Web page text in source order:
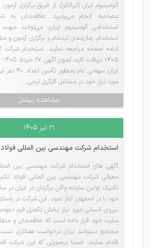
آلومینیوم ایران (ایرالکو)، از طریق برگزاری
مصاحبه انجام می‌پذیرد. علاقمندان به
استخدامی آلومینیوم ایران، می‌توانند
استخدام، زمان‌بندی ثبت‌نام و برگزاری آزمون و
ادامه صفحه مراجعه نمایند. استخدام شرکت
ایران سهامی
مورد نیاز خود در مشاغل کارگری ترجی...
مشاهده بیشتر
۲۱ تیر ۱۴۰۵
استخدام شرکت مهندسی بین المللی
آگهی های استخدام شرکت مهندسی بین
معرفی شرکت مهندسی بین المللی فولاد
خود را در اصفهان آغاز نمود. این شرکت در
نیروی انسانی مورد نیاز بخش تکمیل فرم دعوت
سایت خود قرار داده است که علاقمندان و
مجتمع میتوانند برای درخواست همکاری
اقدام نمایند. ضمنا درصورتی که این شرکت